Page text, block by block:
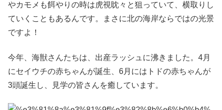
やカモメも餌やりの時は虎視眈々と狙っていて、横取りし
ていくこともあるんです。まさに北の海岸ならではの光景
ですよ！
今年、海獣さんたちは、出産ラッシュに沸きました。4月
にセイウチの赤ちゃんが誕生、6月にはトドの赤ちゃんが
3頭誕生し、見学の皆さんを癒しています。